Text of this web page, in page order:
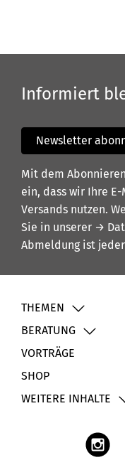
Informiert
Newsletter
Mit dem
ein, dass wir Ihre
Versands nutzen.
Sie in unserer →
Abmeldung ist
THEMEN
BERATUNG
VORTRÄGE
SHOP
WEITERE INHALTE